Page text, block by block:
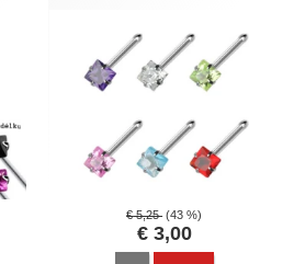
€5,25 (43 %)
€3,00